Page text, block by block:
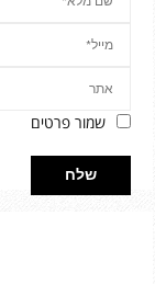
שמור פרטים